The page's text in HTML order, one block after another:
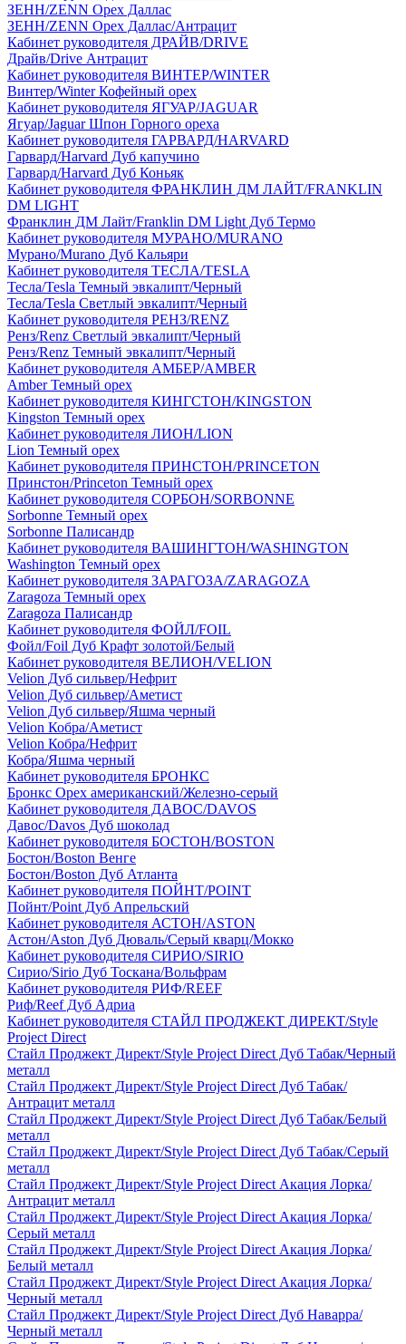
ЗЕНН/ZENN Орех Даллас
ЗЕНН/ZENN Орех Даллас/Антрацит
Кабинет руководителя ДРАЙВ/DRIVE
Драйв/Drive Антрацит
Кабинет руководителя ВИНТЕР/WINTER
Винтер/Winter Кофейный орех
Кабинет руководителя ЯГУАР/JAGUAR
Ягуар/Jaguar Шпон Горного ореха
Кабинет руководителя ГАРВАРД/HARVARD
Гарвард/Harvard Дуб капучино
Гарвард/Harvard Дуб Коньяк
Кабинет руководителя ФРАНКЛИН ДМ ЛАЙТ/FRANKLIN
DM LIGHT
Франклин ДМ Лайт/Franklin DM Light Дуб Термо
Кабинет руководителя МУРАНО/MURANO
Мурано/Murano Дуб Кальяри
Кабинет руководителя ТЕСЛА/TESLA
Тесла/Tesla Темный эвкалипт/Черный
Тесла/Tesla Светлый эвкалипт/Черный
Кабинет руководителя РЕНЗ/RENZ
Ренз/Renz Светлый эвкалипт/Черный
Ренз/Renz Темный эвкалипт/Черный
Кабинет руководителя АМБЕР/AMBER
Amber Темный орех
Кабинет руководителя КИНГСТОН/KINGSTON
Kingston Темный орех
Кабинет руководителя ЛИОН/LION
Lion Темный орех
Кабинет руководителя ПРИНСТОН/PRINCETON
Принстон/Princeton Темный орех
Кабинет руководителя СОРБОН/SORBONNE
Sorbonne Темный орех
Sorbonne Палисандр
Кабинет руководителя ВАШИНГТОН/WASHINGTON
Washington Темный орех
Кабинет руководителя ЗАРАГОЗА/ZARAGOZA
Zaragoza Темный орех
Zaragoza Палисандр
Кабинет руководителя ФОЙЛ/FOIL
Фойл/Foil Дуб Крафт золотой/Белый
Кабинет руководителя ВЕЛИОН/VELION
Velion Дуб сильвер/Нефрит
Velion Дуб сильвер/Аметист
Velion Дуб сильвер/Яшма черный
Velion Кобра/Аметист
Velion Кобра/Нефрит
Кобра/Яшма черный
Кабинет руководителя БРОНКС
Бронкс Орех американский/Железно-серый
Кабинет руководителя ДАВОС/DAVOS
Давос/Davos Дуб шоколад
Кабинет руководителя БОСТОН/BOSTON
Бостон/Boston Венге
Бостон/Boston Дуб Атланта
Кабинет руководителя ПОЙНТ/POINT
Пойнт/Point Дуб Апрельский
Кабинет руководителя АСТОН/ASTON
Астон/Aston Дуб Дюваль/Серый кварц/Мокко
Кабинет руководителя СИРИО/SIRIO
Сирио/Sirio Дуб Тоскана/Вольфрам
Кабинет руководителя РИФ/REEF
Риф/Reef Дуб Адриа
Кабинет руководителя СТАЙЛ ПРОДЖЕКТ ДИРЕКТ/Style
Project Direct
Стайл Проджект Директ/Style Project Direct Дуб Табак/Черный
металл
Стайл Проджект Директ/Style Project Direct Дуб Табак/
Антрацит металл
Стайл Проджект Директ/Style Project Direct Дуб Табак/Белый
металл
Стайл Проджект Директ/Style Project Direct Дуб Табак/Серый
металл
Стайл Проджект Директ/Style Project Direct Акация Лорка/
Антрацит металл
Стайл Проджект Директ/Style Project Direct Акация Лорка/
Серый металл
Стайл Проджект Директ/Style Project Direct Акация Лорка/
Белый металл
Стайл Проджект Директ/Style Project Direct Акация Лорка/
Черный металл
Стайл Проджект Директ/Style Project Direct Дуб Наварра/
Черный металл